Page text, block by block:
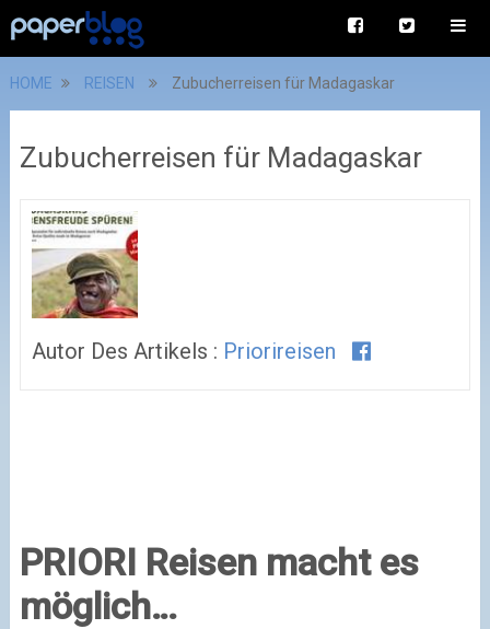
HOME REISEN Zubucherreisen für Madagaskar
Zubucherreisen für Madagaskar
Autor Des Artikels : Priorireisen
PRIORI Reisen macht es
möglich…